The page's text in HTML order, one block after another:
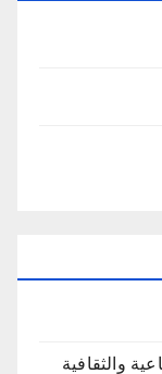
والثقافية